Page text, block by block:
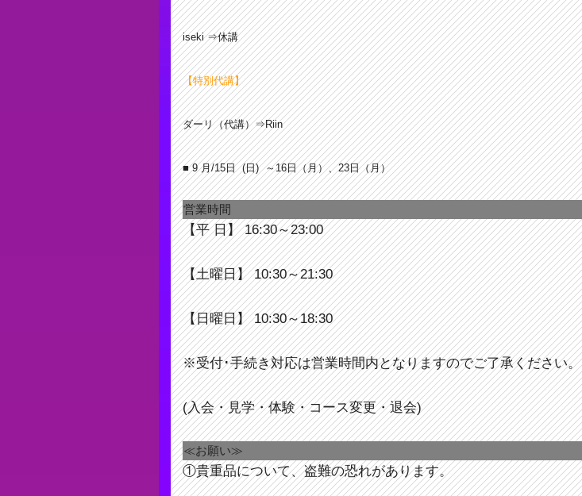
iseki ⇒休講
【特別代講】
ダーリ（代講）⇒Riin
■ 9 月/15日 (日) ～16日（月）、23日（月）
営業時間
【平 日】 16:30～23:00
【土曜日】 10:30～21:30
【日曜日】 10:30～18:30
※受付･手続き対応は営業時間内となりますのでご了承ください。
(入会・見学・体験・コース変更・退会)
≪お願い≫
①貴重品について、盗難の恐れがあります。